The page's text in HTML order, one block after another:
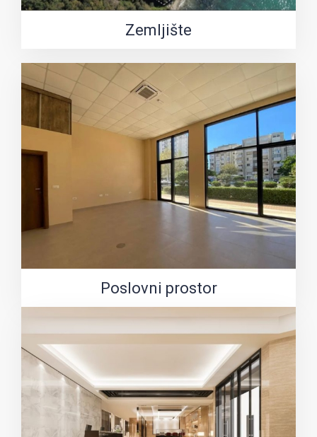
Zemljište
Poslovni prostor